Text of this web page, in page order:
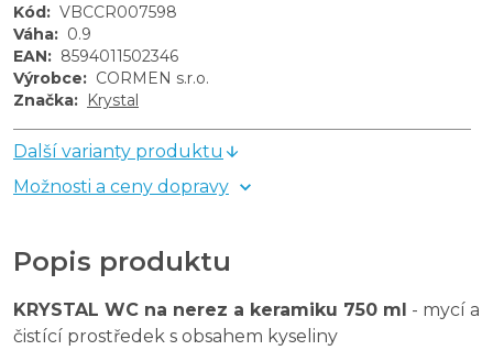
Kód: VBCCR007598
Váha: 0.9
EAN: 8594011502346
Výrobce: CORMEN s.r.o.
Značka: Krystal
Další varianty produktu
Možnosti a ceny dopravy
Popis produktu
KRYSTAL WC na nerez a keramiku 750 ml - mycí a
čistící prostředek s obsahem kyseliny